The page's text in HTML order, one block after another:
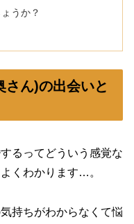
うか？
さん)の出会いと
るってどういう感覚な
くわかります…。
持ちがわからなくて悩